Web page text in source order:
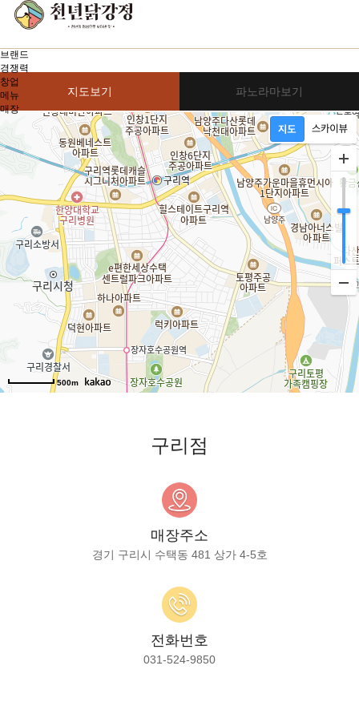
브랜드
경쟁력
창업
메뉴
매장
구리점
지도보기 파노라마보기
500m
구리점
매장주소
경기 구리시 수택동 481 상가 4-5호
전화번호
031-524-9850